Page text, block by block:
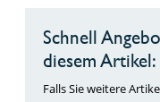
Schnell
diesem Artikel:
Falls Sie weitere